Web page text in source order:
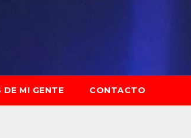
DE MI GENTE CONTACTO